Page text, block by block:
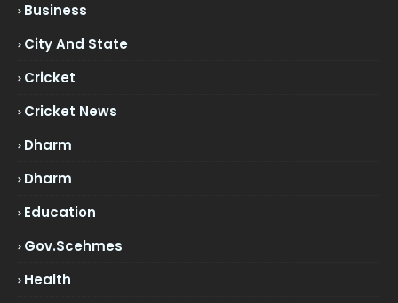
Business
City And State
Cricket
Cricket News
Dharm
Dharm
Education
Gov.scehmes
Health